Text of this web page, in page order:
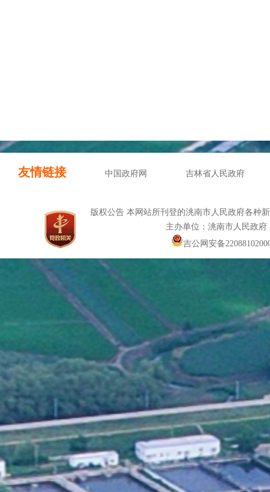
友情链接 中国政府网 吉林省人民政府
版权公告 本网站所刊登的洮南市人民政府各种
主办单位：洮南市人民政
吉公网安备